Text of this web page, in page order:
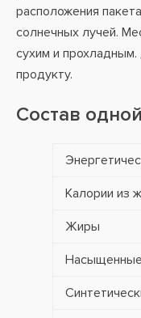
расположения
солнечных лучей.
сухим и
продукту.
Состав
Калории из
Жиры